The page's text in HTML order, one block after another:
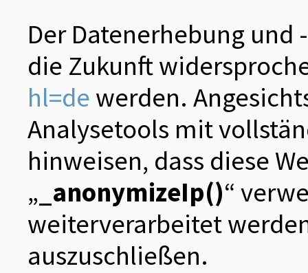
Der Datenerhebung
die Zukunft
hl=de werden.
Analysetools mit
hinweisen, dass diese
„ _anonymizeIp()“
weiterverarbeitet
auszuschließen.